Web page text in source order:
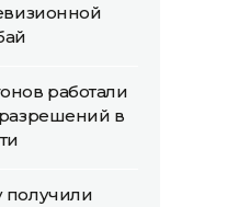
работали
в
получили